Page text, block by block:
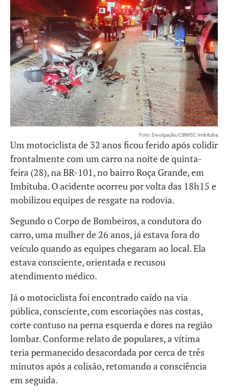
Foto: Divulgação/CBMSC Imbituba
Um motociclista de 32 anos ficou ferido após colidir
frontalmente com um carro na noite de quinta-
feira (28), na BR-101, no bairro Roça Grande, em
Imbituba. O acidente ocorreu por volta das 18h15 e
mobilizou equipes de resgate na rodovia.
Segundo o Corpo de Bombeiros, a condutora do
carro, uma mulher de 26 anos, já estava fora do
veículo quando as equipes chegaram ao local. Ela
estava consciente, orientada e recusou
atendimento médico.
Já o motociclista foi encontrado caído na via
pública, consciente, com escoriações nas costas,
corte contuso na perna esquerda e dores na região
lombar. Conforme relato de populares, a vítima
teria permanecido desacordada por cerca de três
minutos após a colisão, retomando a consciência
em seguida.